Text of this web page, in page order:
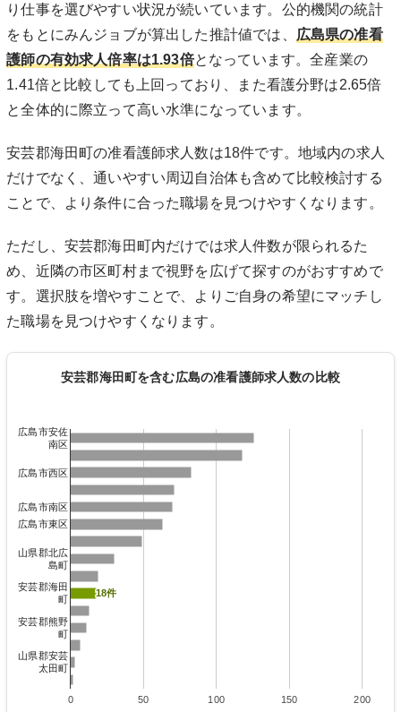
り仕事を選びやすい状況が続いています。公的機関の統計
をもとにみんジョブが算出した推計値では、 広島県の准看
護師の有効求人倍率は1.93倍となっています。全産業の
1.41倍と比較しても上回っており、また看護分野は2.65倍
と全体的に際立って高い水準になっています。
安芸郡海田町の准看護師求人数は18件です。地域内の求人
だけでなく、通いやすい周辺自治体も含めて比較検討する
ことで、より条件に合った職場を見つけやすくなります。
ただし、安芸郡海田町内だけでは求人件数が限られるた
め、近隣の市区町村まで視野を広げて探すのがおすすめで
す。選択肢を増やすことで、よりご自身の希望にマッチし
た職場を見つけやすくなります。
安芸郡海田町を含む広島の准看護師求人数の比較
0 50 100 150 200
広島市安佐
南区
広島市西区
広島市南区
広島市東区
山県郡北広
島町
安芸郡海田
町
安芸郡熊野
町
山県郡安芸
太田町
18件
18件